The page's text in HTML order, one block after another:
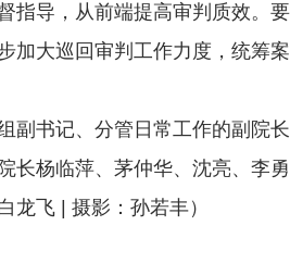
指导，从前端提高审判质效。
加大巡回审判工作力度，统筹
书记、分管日常工作的副院长
长杨临萍、茅仲华、沈亮、李
龙飞 | 摄影：孙若丰）